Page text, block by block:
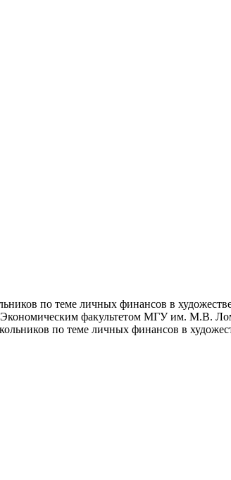
по теме личных финансов в
факультетом МГУ им. М.В.
по теме личных финансов в